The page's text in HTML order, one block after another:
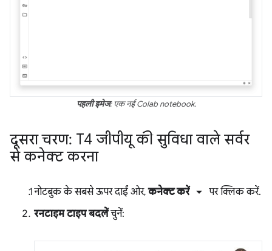
पहली इमेज: एक नई Colab notebook.
दूसरा चरण: T4 जीपीयू की सुविधा वाले सर्वर
से कनेक्ट करना
नोटबुक के सबसे ऊपर दाईं ओर,कनेक्ट करें arrow_drop_down पर क्लिक करें.
रनटाइम टाइप बदलेंचुनें: